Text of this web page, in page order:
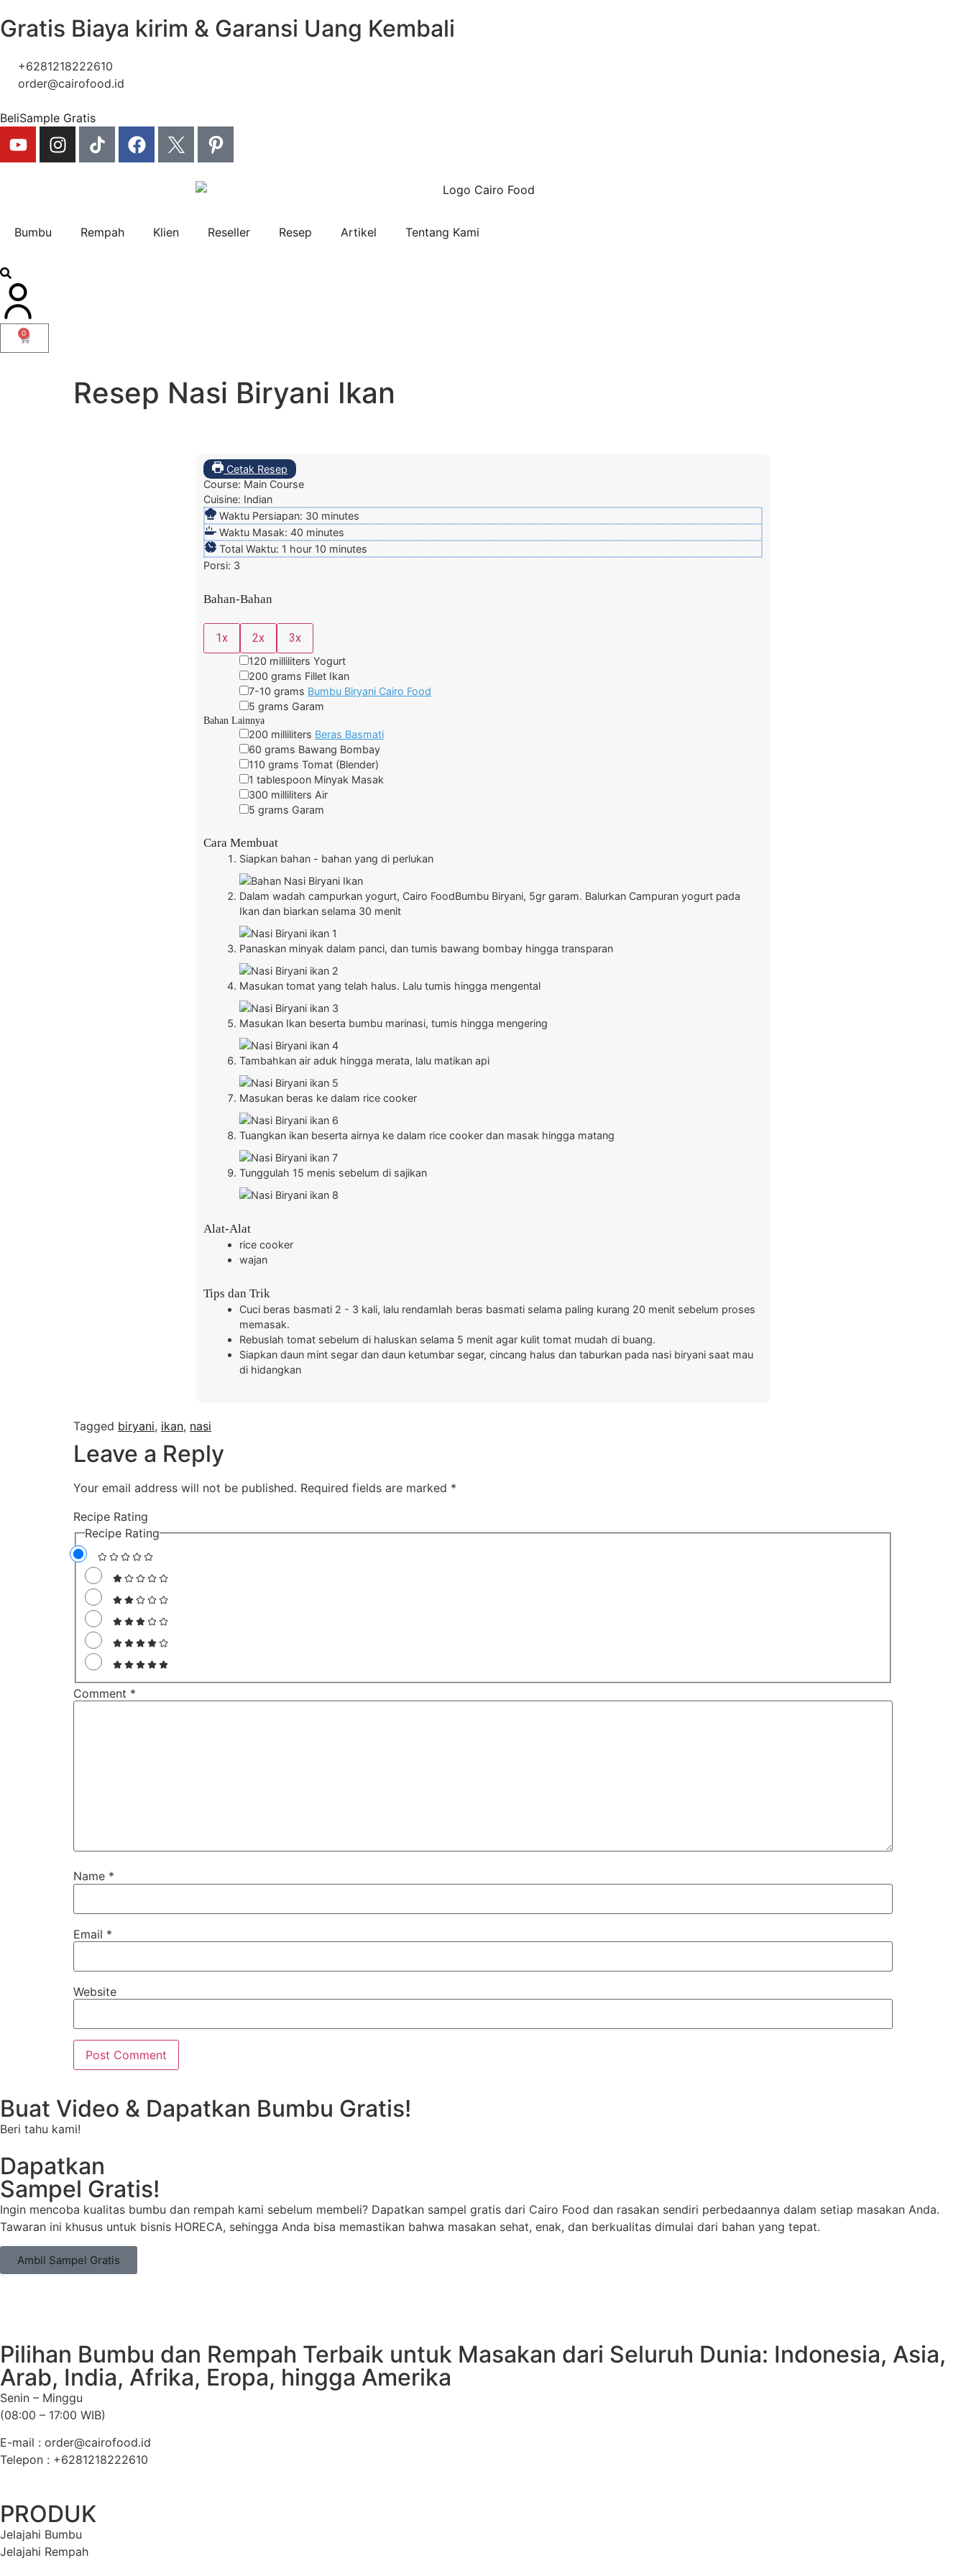
Gratis Biaya kirim & Garansi Uang Kembali
+6281218222610
order@cairofood.id
BeliSample Gratis
Bumbu Rempah Klien Reseller Resep Artikel Tentang Kami
0
Resep Nasi Biryani Ikan
Cetak Resep
Course: Main Course
Cuisine: Indian
Waktu Persiapan: 30 minutes
Waktu Masak: 40 minutes
Total Waktu: 1 hour 10 minutes
Porsi: 3
Bahan-Bahan
1x 2x 3x
120 milliliters Yogurt
200 grams Fillet Ikan
7-10 grams Bumbu Biryani Cairo Food
5 grams Garam
Bahan Lainnya
200 milliliters Beras Basmati
60 grams Bawang Bombay
110 grams Tomat (Blender)
1 tablespoon Minyak Masak
300 milliliters Air
5 grams Garam
Cara Membuat
Siapkan bahan - bahan yang di perlukan
Dalam wadah campurkan yogurt, Cairo FoodBumbu Biryani, 5gr garam. Balurkan Campuran yogurt pada
Ikan dan biarkan selama 30 menit
Panaskan minyak dalam panci, dan tumis bawang bombay hingga transparan
Masukan tomat yang telah halus. Lalu tumis hingga mengental
Masukan Ikan beserta bumbu marinasi, tumis hingga mengering
Tambahkan air aduk hingga merata, lalu matikan api
Masukan beras ke dalam rice cooker
Tuangkan ikan beserta airnya ke dalam rice cooker dan masak hingga matang
Tunggulah 15 menis sebelum di sajikan
Alat-Alat
rice cooker
wajan
Tips dan Trik
Cuci beras basmati 2 - 3 kali, lalu rendamlah beras basmati selama paling kurang 20 menit sebelum proses
memasak.
Rebuslah tomat sebelum di haluskan selama 5 menit agar kulit tomat mudah di buang.
Siapkan daun mint segar dan daun ketumbar segar, cincang halus dan taburkan pada nasi biryani saat mau
di hidangkan
Tagged biryani, ikan, nasi
Leave a Reply
Your email address will not be published. Required fields are marked *
Recipe Rating
Recipe Rating
Comment *
Name *
Email *
Website
Buat Video & Dapatkan Bumbu Gratis!
Beri tahu kami!
Dapatkan
Sampel Gratis!
Ingin mencoba kualitas bumbu dan rempah kami sebelum membeli? Dapatkan sampel gratis dari Cairo Food dan rasakan sendiri perbedaannya dalam setiap masakan Anda.
Tawaran ini khusus untuk bisnis HORECA, sehingga Anda bisa memastikan bahwa masakan sehat, enak, dan berkualitas dimulai dari bahan yang tepat.
Ambil Sampel Gratis
Pilihan Bumbu dan Rempah Terbaik untuk Masakan dari Seluruh Dunia: Indonesia, Asia,
Arab, India, Afrika, Eropa, hingga Amerika
Senin – Minggu
(08:00 – 17:00 WIB)
E-mail : order@cairofood.id
Telepon : +6281218222610
PRODUK
Jelajahi Bumbu
Jelajahi Rempah